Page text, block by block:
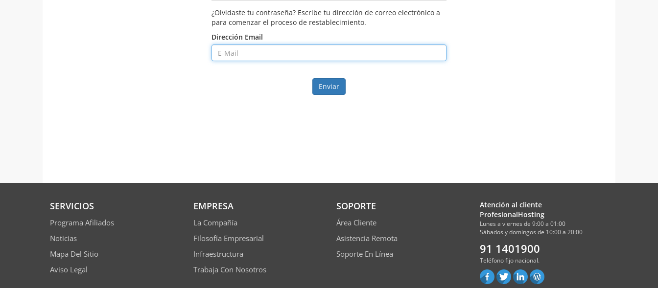
¿Olvidaste tu contraseña? Escribe tu dirección de correo electrónico a
para comenzar el proceso de restablecimiento.
Dirección Email
Enviar
SERVICIOS
Programa Afiliados
Noticias
Mapa Del Sitio
Aviso Legal
EMPRESA
La Compañía
Filosofía Empresarial
Infraestructura
Trabaja Con Nosotros
SOPORTE
Área Cliente
Asistencia Remota
Soporte En Línea
Atención al cliente
ProfesionalHosting
Lunes a viernes de 9:00 a 01:00
Sábados y domingos de 10:00 a 20:00
91 1401900
Teléfono fijo nacional.